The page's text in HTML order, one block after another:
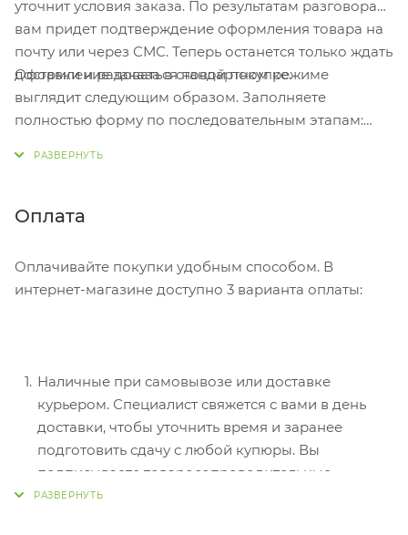
- Можно использовать с любой моделью смартфона,
а также и с другими предметами (например,
ключами) Гравировка (оптоволоконный лазер) (Без
чернения) на данный товар осуществляется
бесплатно. Оплачивается только настройка
оборудования в размере 1100 рублей на весь тираж.
уточнит условия заказа. По результатам разговора
вам придет подтверждение оформления товара на
почту или через СМС. Теперь останется только ждать
доставки и радоваться новой покупке.
Оформление заказа в стандартном режиме
выглядит следующим образом. Заполняете
полностью форму по последовательным этапам:
Нажмите кнопку «Оформить заказ».
Оплата
Оплачивайте покупки удобным способом. В
интернет-магазине доступно 3 варианта оплаты:
Наличные при самовывозе или доставке
курьером. Специалист свяжется с вами в день
доставки, чтобы уточнить время и заранее
подготовить сдачу с любой купюры. Вы
подписываете товаросопроводительные
документы, вносите денежные средства,